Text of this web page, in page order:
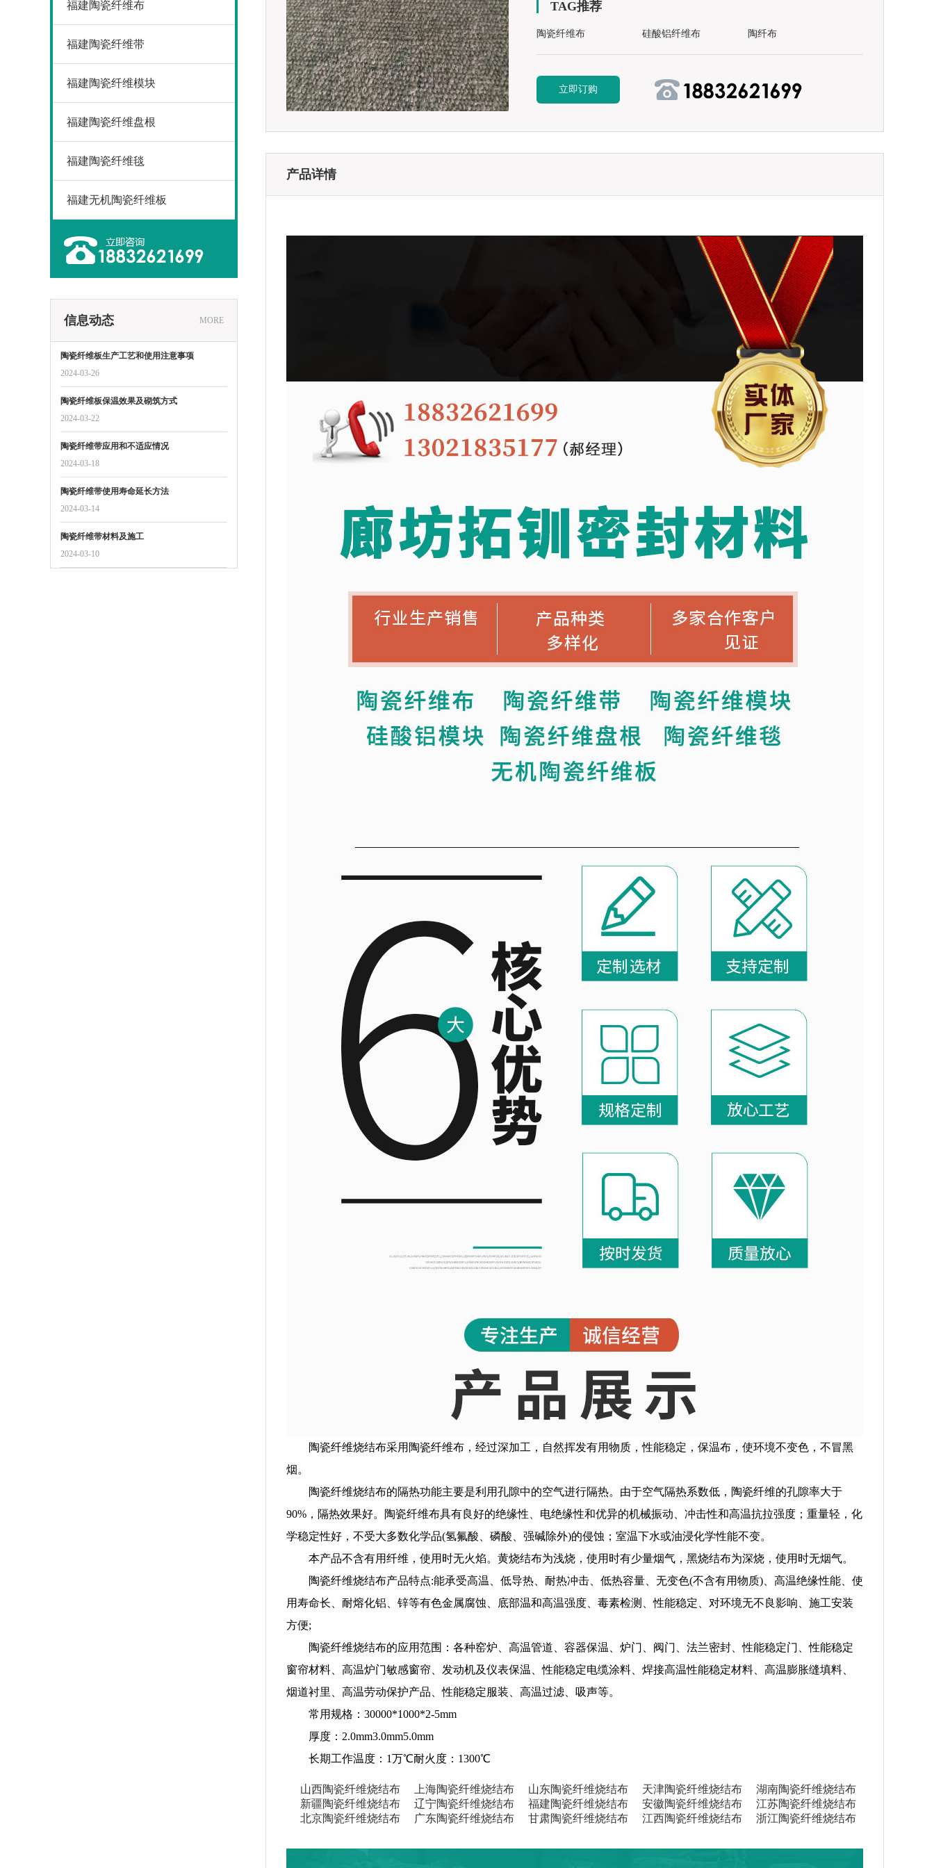
福建陶瓷纤维布
福建陶瓷纤维带
福建陶瓷纤维模块
福建陶瓷纤维盘根
福建陶瓷纤维毯
福建无机陶瓷纤维板
信息动态 MORE
陶瓷纤维板生产工艺和使用注意事项
2024-03-26
陶瓷纤维板保温效果及砌筑方式
2024-03-22
陶瓷纤维带应用和不适应情况
2024-03-18
陶瓷纤维带使用寿命延长方法
2024-03-14
陶瓷纤维带材料及施工
2024-03-10
TAG推荐
陶瓷纤维布 硅酸铝纤维布 陶纤布
立即订购
产品详情
陶瓷纤维烧结布采用陶瓷纤维布，经过深加工，自然挥发有用物质，性能稳定，保温布，使环境不变色，不冒黑
烟。
陶瓷纤维烧结布的隔热功能主要是利用孔隙中的空气进行隔热。由于空气隔热系数低，陶瓷纤维的孔隙率大于
90%，隔热效果好。陶瓷纤维布具有良好的绝缘性、电绝缘性和优异的机械振动、冲击性和高温抗拉强度；重量轻，化
学稳定性好，不受大多数化学品(氢氟酸、磷酸、强碱除外)的侵蚀；室温下水或油浸化学性能不变。
本产品不含有用纤维，使用时无火焰。黄烧结布为浅烧，使用时有少量烟气，黑烧结布为深烧，使用时无烟气。
陶瓷纤维烧结布产品特点:能承受高温、低导热、耐热冲击、低热容量、无变色(不含有用物质)、高温绝缘性能、使
用寿命长、耐熔化铝、锌等有色金属腐蚀、底部温和高温强度、毒素检测、性能稳定、对环境无不良影响、施工安装
方便;
陶瓷纤维烧结布的应用范围：各种窑炉、高温管道、容器保温、炉门、阀门、法兰密封、性能稳定门、性能稳定
窗帘材料、高温炉门敏感窗帘、发动机及仪表保温、性能稳定电缆涂料、焊接高温性能稳定材料、高温膨胀缝填料、
烟道衬里、高温劳动保护产品、性能稳定服装、高温过滤、吸声等。
常用规格：30000*1000*2-5mm
厚度：2.0mm3.0mm5.0mm
长期工作温度：1万℃耐火度：1300℃
山西陶瓷纤维烧结布 上海陶瓷纤维烧结布 山东陶瓷纤维烧结布 天津陶瓷纤维烧结布
湖南陶瓷纤维烧结布
新疆陶瓷纤维烧结布
辽宁陶瓷纤维烧结布 福建陶瓷纤维烧结布 安徽陶瓷纤维烧结布
江苏陶瓷纤维烧结布
北京陶瓷纤维烧结布
广东陶瓷纤维烧结布 甘肃陶瓷纤维烧结布 江西陶瓷纤维烧结布 浙江陶瓷纤维烧结布